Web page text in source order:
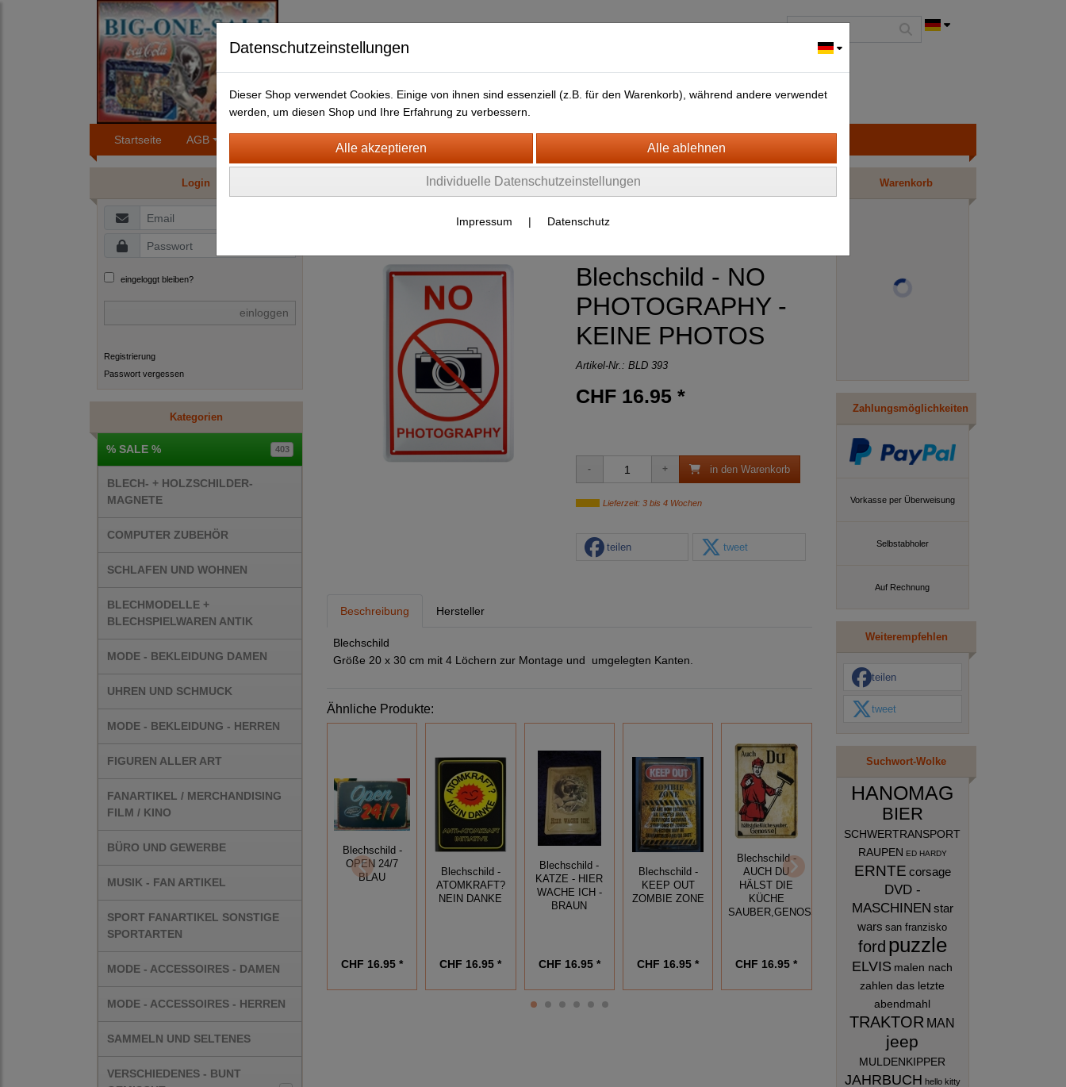
Startseite AGB Kontakt LIEFERFRISTEN ANFAHRTSWEG-GOOGLE MAP
Login
eingeloggt bleiben?
einloggen
Registrierung
Passwort vergessen
Kategorien
% SALE % 403
BLECH- + HOLZSCHILDER-
MAGNETE
COMPUTER ZUBEHÖR
SCHLAFEN UND WOHNEN
BLECHMODELLE +
BLECHSPIELWAREN ANTIK
MODE - BEKLEIDUNG DAMEN
UHREN UND SCHMUCK
MODE - BEKLEIDUNG - HERREN
FIGUREN ALLER ART
FANARTIKEL / MERCHANDISING
FILM / KINO
BÜRO UND GEWERBE
MUSIK - FAN ARTIKEL
SPORT FANARTIKEL SONSTIGE
SPORTARTEN
MODE - ACCESSOIRES - DAMEN
MODE - ACCESSOIRES - HERREN
SAMMELN UND SELTENES
VERSCHIEDENES - BUNT
BLECH- + HOLZSCHILDER-MAGNETE
BLECHSCHILDER CA. 20 X 30 CM
Blechschild - NO
PHOTOGRAPHY -
KEINE PHOTOS
Artikel-Nr.: BLD 393
CHF 16.95 *
in den Warenkorb
Lieferzeit: 3 bis 4 Wochen
teilen tweet
Beschreibung Hersteller
Blechschild
Größe 20 x 30 cm mit 4 Löchern zur Montage und umgelegten Kanten.
Ähnliche Produkte:
Blechschild -
OPEN 24/7
BLAU
CHF 16.95 *
Blechschild -
ATOMKRAFT?
NEIN DANKE
CHF 16.95 *
Blechschild -
KATZE - HIER
WACHE ICH -
BRAUN
CHF 16.95 *
Blechschild -
KEEP OUT
ZOMBIE ZONE
CHF 16.95 *
Blechschild -
AUCH DU
HÄLST DIE
KÜCHE
SAUBER,GENOSSE
CHF 16.95 *
Blechschild -
OPEN 24/ MIT
FRAU
CHF 16.95 *
NO PARKING -
CHF 16.95 *
Warenkorb
Zahlungsmöglichkeiten
Vorkasse per Überweisung
Selbstabholer
Auf Rechnung
Weiterempfehlen
teilen
tweet
Suchwort-Wolke
HANOMAG
BIER
SCHWERTRANSPORT
RAUPEN ED HARDY
ERNTE corsage
DVD -
MASCHINEN star
wars san franzisko
ford puzzle
ELVIS malen nach
zahlen das letzte
abendmahl
TRAKTOR MAN
jeep
MULDENKIPPER
JAHRBUCH hello kitty
Datenschutzeinstellungen
Dieser Shop verwendet Cookies. Einige von ihnen sind essenziell (z.B. für den Warenkorb), während andere verwendet
werden, um diesen Shop und Ihre Erfahrung zu verbessern.
Individuelle Datenschutzeinstellungen
Impressum | Datenschutz